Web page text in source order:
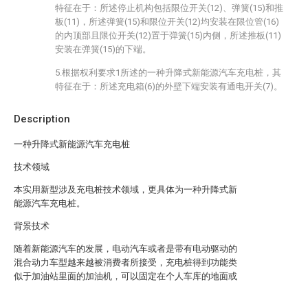
Description
一种升降式新能源汽车充电桩
技术领域
本实用新型涉及充电桩技术领域，更具体为一种升降式新
能源汽车充电桩。
背景技术
随着新能源汽车的发展，电动汽车或者是带有电动驱动的
混合动力车型越来越被消费者所接受，充电桩得到功能类
似于加油站里面的加油机，可以固定在个人车库的地面或
特征在于：所述停止机构包括限位开关(12)、弹簧(15)和推
板(11)，所述弹簧(15)和限位开关(12)均安装在限位管(16)
的内顶部且限位开关(12)置于弹簧(15)内侧，所述推板(11)
安装在弹簧(15)的下端。
5.根据权利要求1所述的一种升降式新能源汽车充电桩，其
特征在于：所述充电箱(6)的外壁下端安装有通电开关(7)。